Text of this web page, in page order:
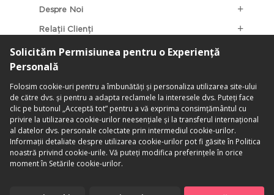
Despre Noi
Relații Clienți
Categorii Populare
Localizarea Magazinelor
contact@penti.com.ro
©PENTİ. Toate Drepturile Rezervate. Termeni & Condiții Politica De